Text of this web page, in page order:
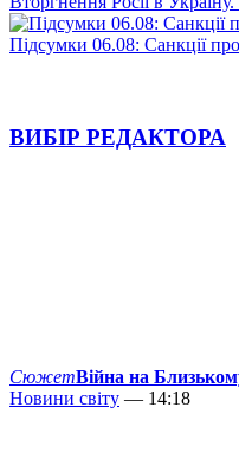
Підсумки 06.08: Санкції
ВИБІР РЕДАКТОРА
СюжетВійна на
Новини світу — 14:18